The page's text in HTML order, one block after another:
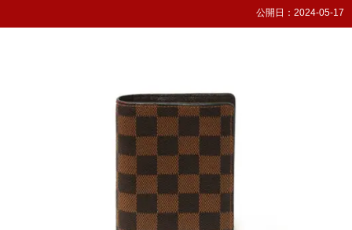
公開日： 2024-05-17